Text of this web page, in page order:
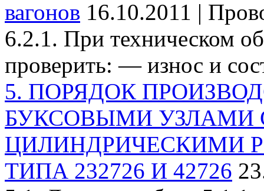
вагонов 16.10.2011 |
6.2.1. При техническом
проверить: — износ и
5. ПОРЯДОК
БУКСОВЫМИ УЗЛАМИ
ЦИЛИНДРИЧЕСКИМИ
ТИПА 232726 И 42726